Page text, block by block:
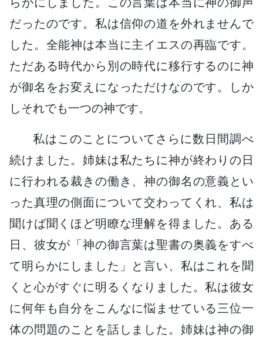
だったのです。私は信仰の道を外れませんで
した。全能神は本当に主イエスの再臨です。
ただある時代から別の時代に移行するのに神
が御名をお変えになっただけなのです。しか
しそれでも一つの神です。
私はこのことについてさらに数日間調べ
続けました。姉妹は私たちに神が終わりの日
に行われる裁きの働き、神の御名の意義とい
った真理の側面について交わってくれ、私は
聞けば聞くほど明瞭な理解を得ました。ある
日、彼女が「神の御言葉は聖書の奥義をすべ
て明らかにしました」と言い、私はこれを聞
くと心がすぐに明るくなりました。私は彼女
に何年も自分をこんなに悩ませている三位一
体の問題のことを話しました。姉妹は神の御